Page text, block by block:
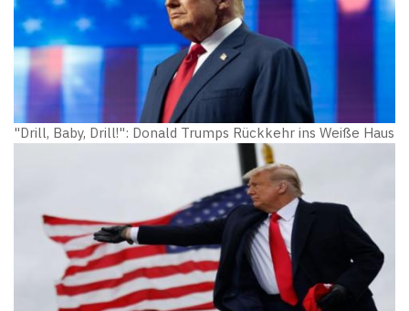
"Drill, Baby, Drill!": Donald Trumps Rückkehr ins Weiße Haus